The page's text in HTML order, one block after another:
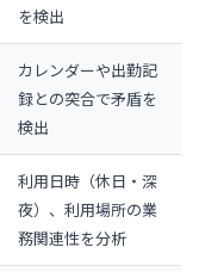
を検出
カレンダーや出勤記
録との突合で矛盾を
検出
利用日時（休日・深
夜）、利用場所の業
務関連性を分析